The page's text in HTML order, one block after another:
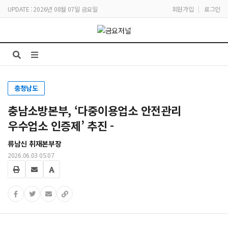
UPDATE : 2026년 08월 07일 금요일 회원가입 | 로그인
충청남도
충남소방본부, ‘다중이용업소 안전관리
우수업소 인증제’ 추진 -
류남신 취재본부장
2026.06.03 05:07